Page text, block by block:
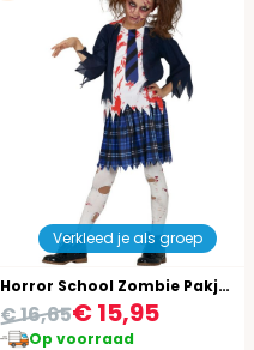
Verkleed je als groep
Horror School Zombie Pakje Meisje
€ 15,95
€ 16,65
Op voorraad